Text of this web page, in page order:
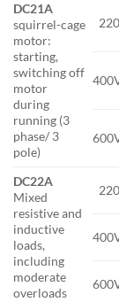
DC21A
squirrel-cage
motor:
starting,
switching off
motor
during
running (3
phase/ 3
pole)
DC22A
Mixed
resistive and
inductive
loads,
including
moderate
overloads